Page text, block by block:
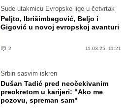
Sude utakmicu Evropske lige u četvrtak
Peljto, Ibrišimbegović, Beljo i
Gigović u novoj evropskoj avanturi
2 11.03.25. 11:21
Srbin sasvim iskren
Dušan Tadić pred neočekivanim
preokretom u karijeri: "Ako me
pozovu, spreman sam"